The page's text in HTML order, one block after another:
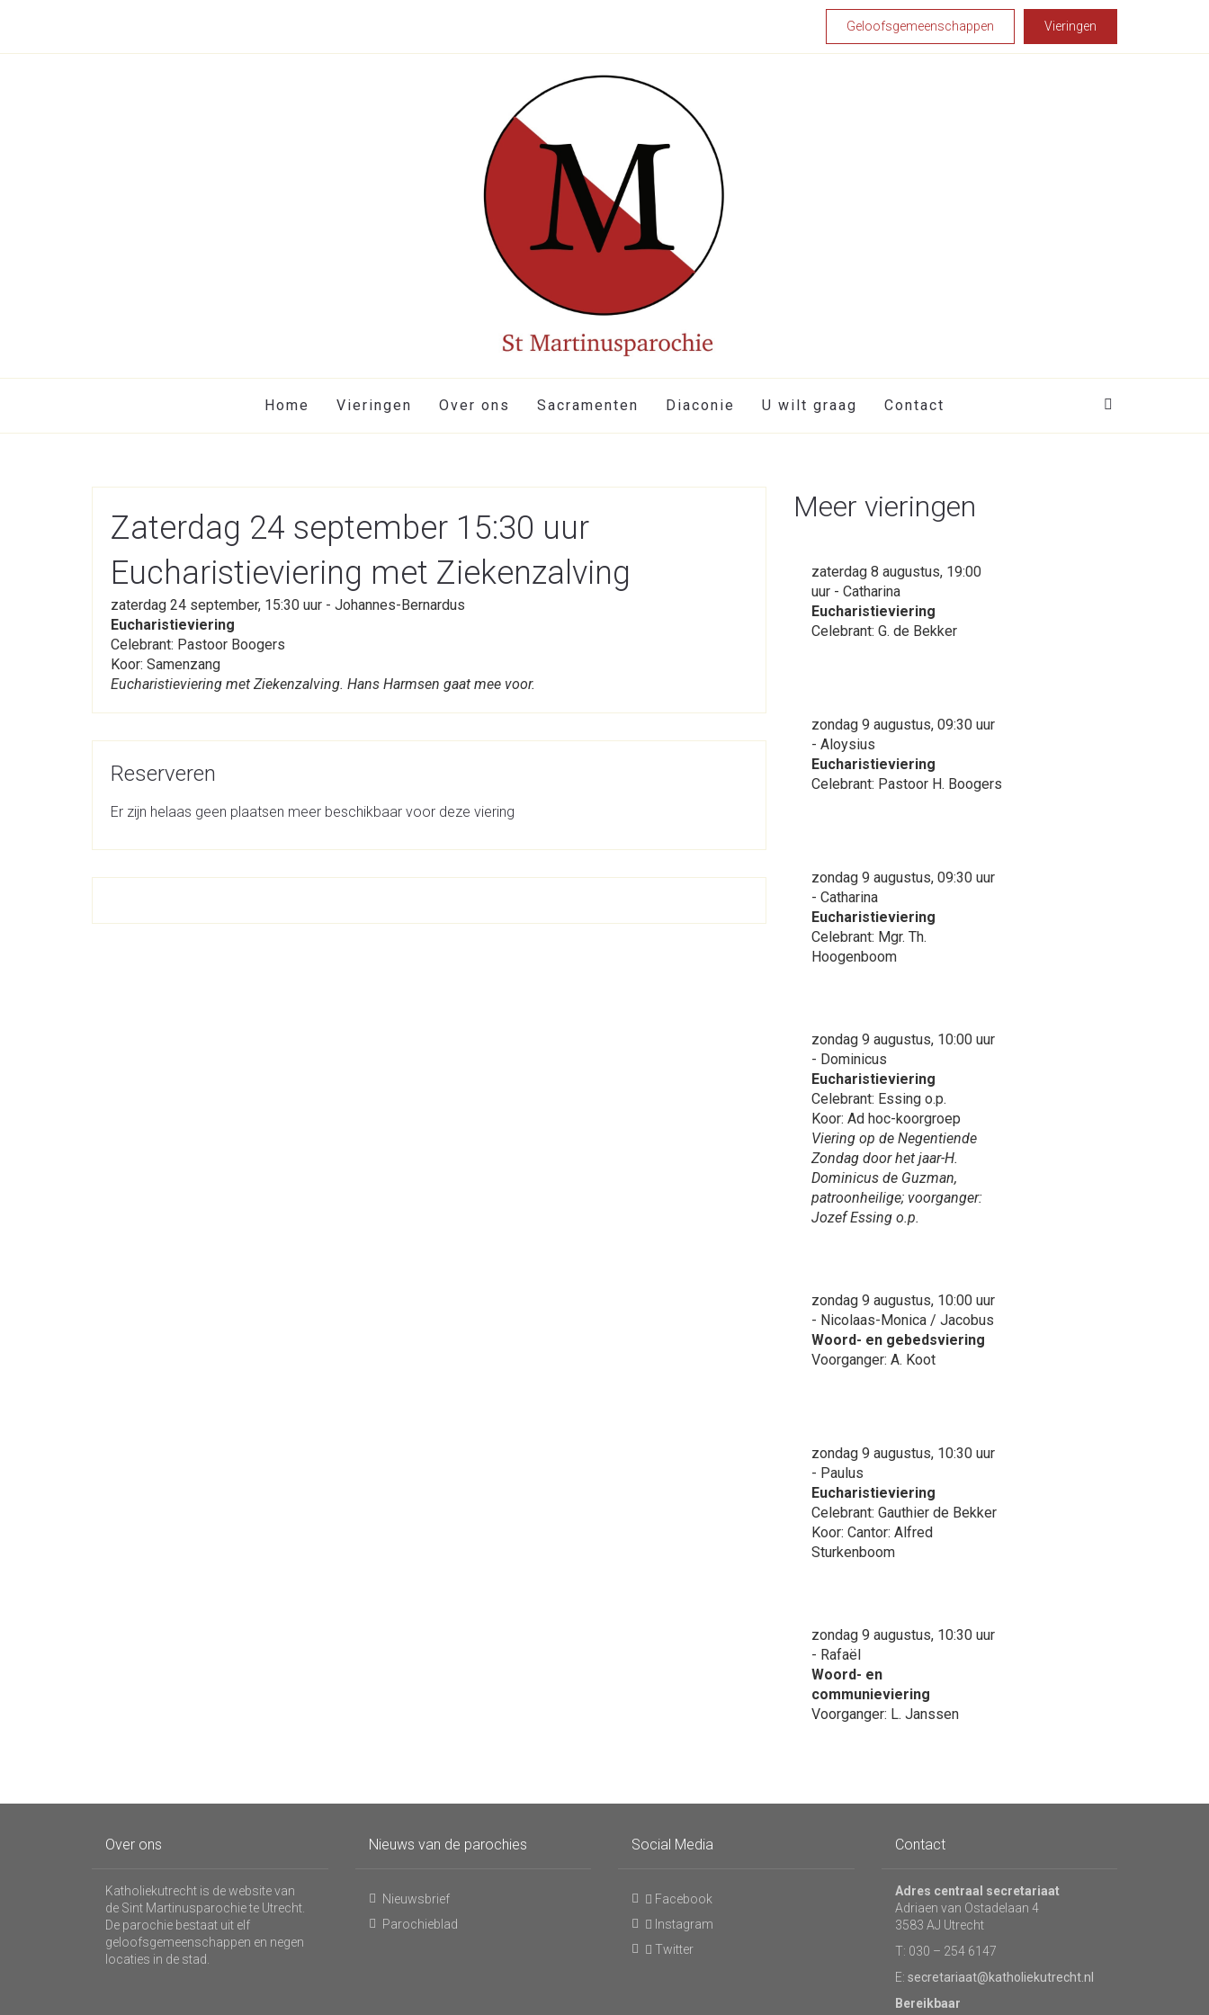
Geloofsgemeenschappen Vieringen
Home Vieringen Over ons Sacramenten Diaconie U wilt graag Contact
Zaterdag 24 september 15:30 uur
Eucharistieviering met Ziekenzalving
zaterdag 24 september, 15:30 uur - Johannes-Bernardus
Eucharistieviering
Celebrant: Pastoor Boogers
Koor: Samenzang
Eucharistieviering met Ziekenzalving. Hans Harmsen gaat mee voor.
Reserveren
Er zijn helaas geen plaatsen meer beschikbaar voor deze viering
Meer vieringen
zaterdag 8 augustus, 19:00
uur - Catharina
Eucharistieviering
Celebrant: G. de Bekker
zondag 9 augustus, 09:30 uur
- Aloysius
Eucharistieviering
Celebrant: Pastoor H. Boogers
zondag 9 augustus, 09:30 uur
- Catharina
Eucharistieviering
Celebrant: Mgr. Th.
Hoogenboom
zondag 9 augustus, 10:00 uur
- Dominicus
Eucharistieviering
Celebrant: Essing o.p.
Koor: Ad hoc-koorgroep
Viering op de Negentiende
Zondag door het jaar-H.
Dominicus de Guzman,
patroonheilige; voorganger:
Jozef Essing o.p.
zondag 9 augustus, 10:00 uur
- Nicolaas-Monica / Jacobus
Woord- en gebedsviering
Voorganger: A. Koot
zondag 9 augustus, 10:30 uur
- Paulus
Eucharistieviering
Celebrant: Gauthier de Bekker
Koor: Cantor: Alfred
Sturkenboom
zondag 9 augustus, 10:30 uur
- Rafaël
Woord- en
communieviering
Voorganger: L. Janssen
Over ons
Katholiekutrecht is de website van
de Sint Martinusparochie te Utrecht.
De parochie bestaat uit elf
geloofsgemeenschappen en negen
locaties in de stad.
Nieuws van de parochies
Nieuwsbrief
Parochieblad
Social Media
Facebook
Instagram
Twitter
Contact
Adres centraal secretariaat
Adriaen van Ostadelaan 4
3583 AJ Utrecht
T: 030 – 254 6147
E: secretariaat@katholiekutrecht.nl
Bereikbaar